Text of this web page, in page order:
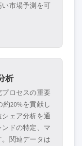
市場予測を可
析
ロセスの重要
20%を貢献し
ェア分析を通
ドの特定、マ
関連データは